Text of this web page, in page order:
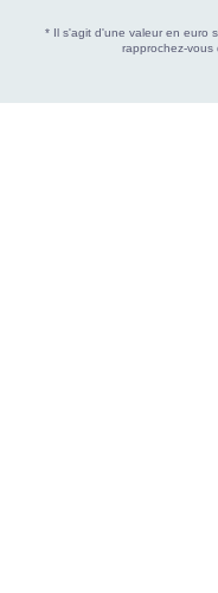
* Il s'agit d'une valeur en euro
rapprochez-vous